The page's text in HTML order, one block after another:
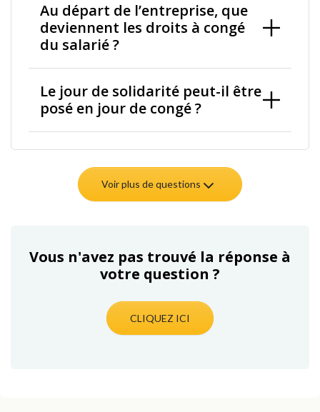
Au départ de l’entreprise, que
deviennent les droits à congé
du salarié ?
Le jour de solidarité peut-il être
posé en jour de congé ?
Voir plus de questions
Vous n'avez pas trouvé la réponse à
votre question ?
CLIQUEZ ICI